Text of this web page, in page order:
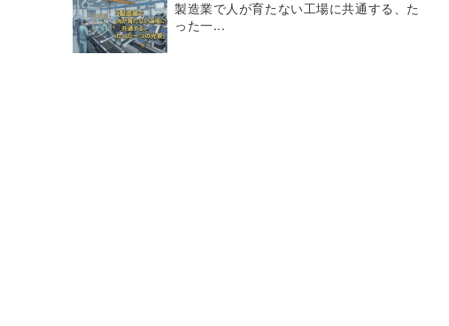
製造業で人が育たない工場に共通する、た
った一...